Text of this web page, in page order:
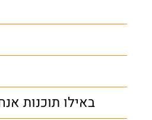
באילו תוכנות